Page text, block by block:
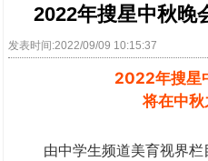
2022年搜星中秋晚
发表时间:2022/09/09 10:15:37
2022年搜星
将在中秋
由中学生频道美育视界